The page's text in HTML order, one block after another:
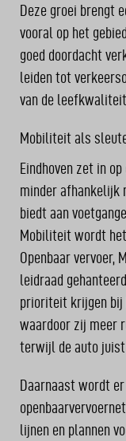
Deze groei brengt
vooral op het
goed doordacht
leiden tot
van de leefkwaliteit.
Mobiliteit als
Eindhoven zet in
minder afhankelijk
biedt aan
Mobiliteit wordt het
Openbaar vervoer,
leidraad
prioriteit krijgen bij
waardoor zij meer
terwijl de auto
Daarnaast wordt
lijnen en plannen